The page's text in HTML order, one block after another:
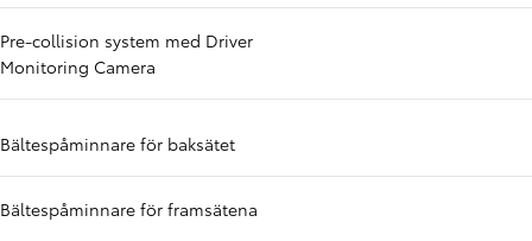
Pre-collision system med Driver
Monitoring Camera
Bältespåminnare för baksätet
Bältespåminnare för framsätena